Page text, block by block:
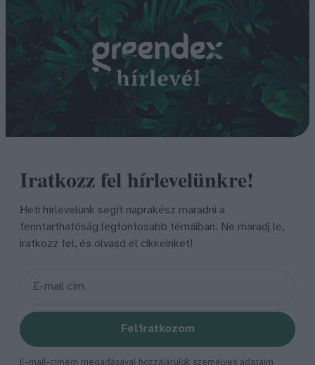
Iratkozz fel hírlevelünkre!
Heti hírlevelünk segít naprakész maradni a
fenntarthatóság legfontosabb témáiban. Ne maradj le,
iratkozz fel, és olvasd el cikkeinket!
Feliratkozom
E-mail-címem megadásával hozzájárulok személyes adataim